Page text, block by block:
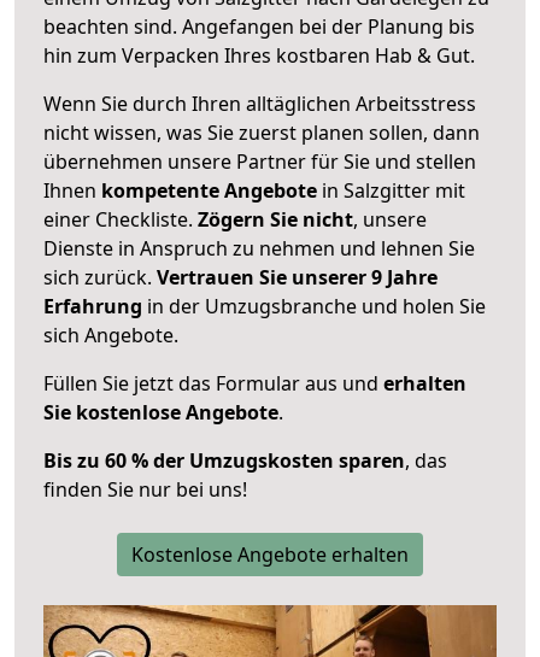
beachten sind. Angefangen bei der Planung bis
hin zum Verpacken Ihres kostbaren Hab & Gut.
Wenn Sie durch Ihren alltäglichen Arbeitsstress
nicht wissen, was Sie zuerst planen sollen, dann
übernehmen unsere Partner für Sie und stellen
Ihnen kompetente Angebote in Salzgitter mit
einer Checkliste. Zögern Sie nicht, unsere
Dienste in Anspruch zu nehmen und lehnen Sie
sich zurück. Vertrauen Sie unserer 9 Jahre
Erfahrung in der Umzugsbranche und holen Sie
sich Angebote.
Füllen Sie jetzt das Formular aus und erhalten
Sie kostenlose Angebote.
Bis zu 60 % der Umzugskosten sparen, das
finden Sie nur bei uns!
Kostenlose Angebote erhalten